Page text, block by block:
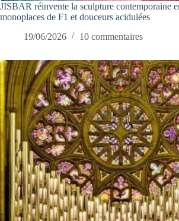
JISBAR réinvente la sculpture contemporaine
monoplaces de F1 et douceurs acidulées
19/06/2026
10 commentaires